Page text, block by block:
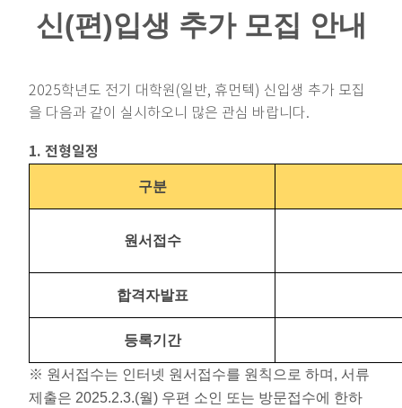
신(편)입생 추가 모집 안내
2025학년도 전기 대학원(일반, 휴먼텍) 신입생 추가 모집
을 다음과 같이 실시하오니 많은 관심 바랍니다.
1. 전형일정
구분
원서접수
합격자발표
등록기간
※ 원서접수는 인터넷 원서접수를 원칙으로 하며, 서류
제출은 2025.2.3.(월) 우편 소인 또는 방문접수에 한하